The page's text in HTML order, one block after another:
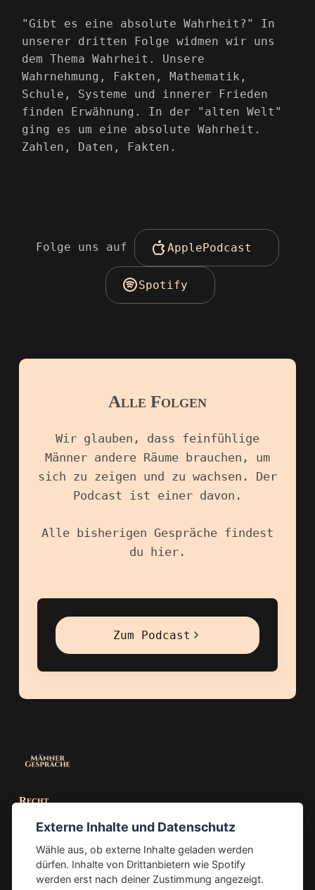
"Gibt es eine absolute Wahrheit?" In
unserer dritten Folge widmen wir uns
dem Thema Wahrheit. Unsere
Wahrnehmung, Fakten, Mathematik,
Schule, Systeme und innerer Frieden
finden Erwähnung. In der "alten Welt"
ging es um eine absolute Wahrheit.
Zahlen, Daten, Fakten.
Folge uns auf ApplePodcast
Spotify
Alle Folgen
Wir glauben, dass feinfühlige
Männer andere Räume brauchen, um
sich zu zeigen und zu wachsen. Der
Podcast ist einer davon.
Alle bisherigen Gespräche findest
du hier.
Zum Podcast
Recht
Cookies
Impressum
Datenschutz
Externe Inhalte und Datenschutz
Wähle aus, ob externe Inhalte geladen werden
dürfen. Inhalte von Drittanbietern wie Spotify
werden erst nach deiner Zustimmung angezeigt.